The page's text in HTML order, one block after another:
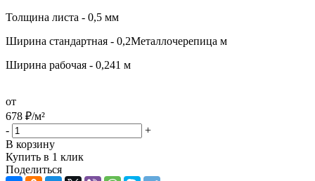
Толщина листа - 0,5 мм
Ширина стандартная - 0,2Металлочерепица м
Ширина рабочая - 0,241 м
от
678 ₽/м²
-
+
В корзину
Купить в 1 клик
Поделиться